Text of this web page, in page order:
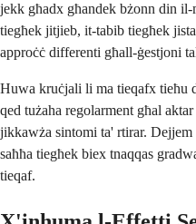
jekk għadx għandek bżonn din
tiegħek jitjieb, it-tabib tiegħek
approċċ differenti għall-ġestjoni
Huwa kruċjali li ma tieqafx tieħu
qed tużaha regolarment għal
jikkawża sintomi ta' rtirar.
saħħa tiegħek biex tnaqqas
tieqaf.